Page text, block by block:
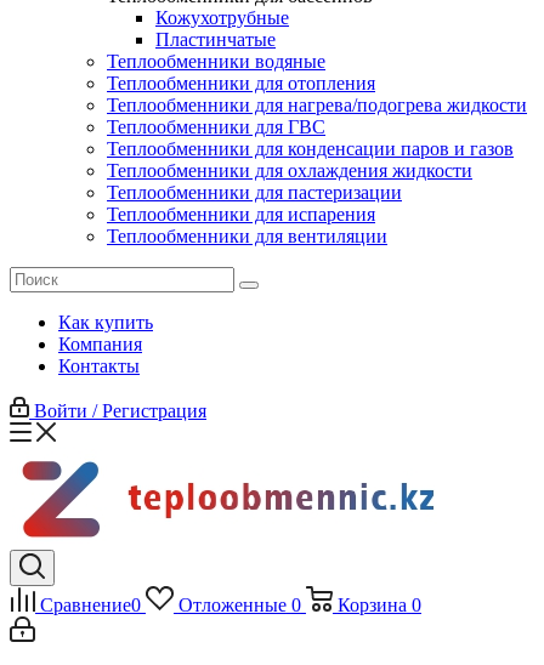
Кожухотрубные
Пластинчатые
Теплообменники водяные
Теплообменники для отопления
Теплообменники для нагрева/подогрева жидкости
Теплообменники для ГВС
Теплообменники для конденсации паров и газов
Теплообменники для охлаждения жидкости
Теплообменники для пастеризации
Теплообменники для испарения
Теплообменники для вентиляции
Как купить
Компания
Контакты
Войти / Регистрация
Сравнение0 Отложенные 0 Корзина 0